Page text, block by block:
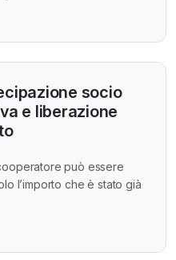
socio
e liberazione
può essere
l’importo che è stato già